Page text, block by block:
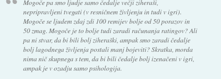
Mogoče pa smo ljudje samo čedalje večji ziheraši,
nepripravljeni tvegati (v resničnem življenju in tudi v igri).
Mogoče se ljudem zdaj zdi 100 remijev bolje od 50 porazov in
50 zmag. Mogoče je to bolje tudi zaradi računanja ratingov? Ali
pa ni stvar, da bi bili bolj ziheraški, ampak smo zaradi čedalje
bolj lagodnega življenja postali manj bojeviti? Skratka, morda
nima nič skupnega s tem, da bi bili čedalje bolj izenačeni v igri,
ampak je v ozadju samo psihologija.